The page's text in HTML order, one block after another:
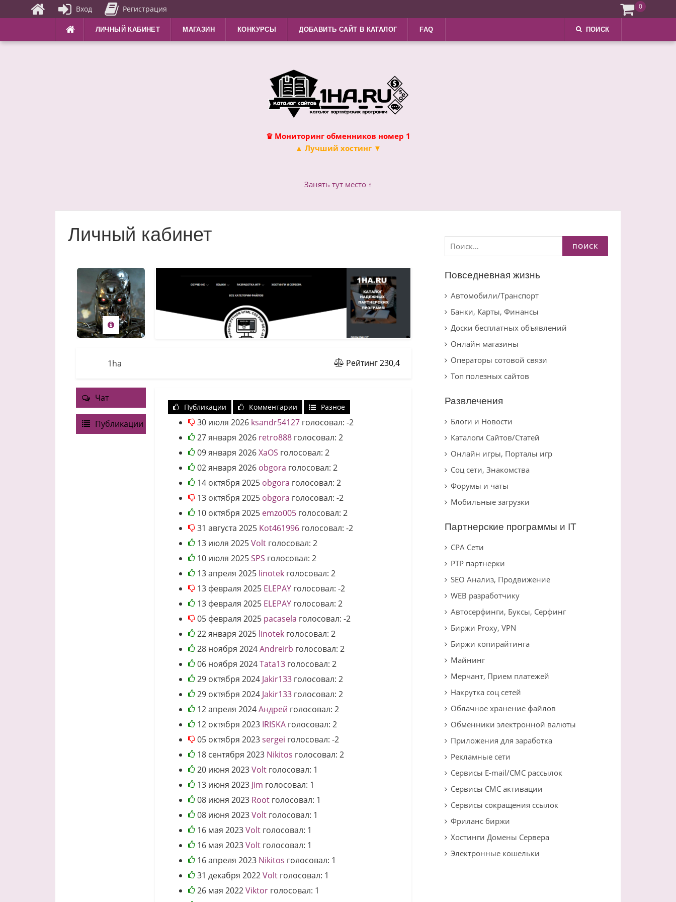
ЛИЧНЫЙ КАБИНЕТ МАГАЗИН КОНКУРСЫ ДОБАВИТЬ САЙТ В КАТАЛОГ FAQ ПОИСК
♛ Мониторинг обменников номер 1
▲ Лучший хостинг ▼
Занять тут место ↑
Личный кабинет
1ha Рейтинг230,4
Чат
Публикации
Публикации Комментарии Разное
30 июля 2026 ksandr54127 голосовал:-2
27 января 2026 retro888 голосовал:2
09 января 2026XaOS голосовал:2
02 января 2026 obgora голосовал:2
14 октября 2025 obgora голосовал:2
13 октября 2025 obgora голосовал:-2
10 октября 2025 emzo005 голосовал:2
31 августа 2025 Kot461996 голосовал:-2
13 июля 2025Volt голосовал:2
10 июля 2025SPS голосовал:2
13 апреля 2025 linotek голосовал:2
13 февраля 2025 ELEPAY голосовал:-2
13 февраля 2025 ELEPAY голосовал:2
05 февраля 2025 pacasela голосовал:-2
22 января 2025 linotek голосовал:2
28 ноября 2024Andreirb голосовал:2
06 ноября 2024Tata13 голосовал:2
29 октября 2024 Jakir133 голосовал:2
29 октября 2024 Jakir133 голосовал:2
12 апреля 2024Андрей голосовал:2
12 октября 2023 IRISKA голосовал:2
05 октября 2023sergei голосовал:-2
18 сентября 2023 Nikitos голосовал:2
20 июня 2023Volt голосовал: 1
13 июня 2023 Jim голосовал: 1
08 июня 2023 Root голосовал: 1
08 июня 2023Volt голосовал: 1
16 мая 2023Volt голосовал: 1
16 мая 2023Volt голосовал: 1
16 апреля 2023 Nikitos голосовал: 1
31 декабря 2022Volt голосовал: 1
26 мая 2022Viktor голосовал: 1
Найти:
Повседневная жизнь
Автомобили/Транспорт
Банки, Карты, Финансы
Доски бесплатных объявлений
Онлайн магазины
Операторы сотовой связи
Топ полезных сайтов
Развлечения
Блоги и Новости
Каталоги Сайтов/Статей
Онлайн игры, Порталы игр
Соц сети, Знакомства
Форумы и чаты
Мобильные загрузки
Партнерские программы и IT
CPA Сети
PTP партнерки
SEO Анализ, Продвижение
WEB разработчику
Автосерфинги, Буксы, Серфинг
Биржи Proxy, VPN
Биржи копирайтинга
Майнинг
Мерчант, Прием платежей
Накрутка соц сетей
Облачное хранение файлов
Обменники электронной валюты
Приложения для заработка
Рекламные сети
Сервисы E-mail/СМС рассылок
Сервисы СМС активации
Сервисы сокращения ссылок
Фриланс биржи
Хостинги Домены Сервера
Электронные кошельки
Вход Регистрация 0